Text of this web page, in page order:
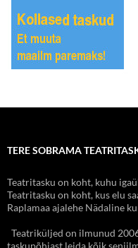
TERE SOBRAMA
Teatritasku on koht, kuhu
Teatritasku on koht, kus elu
Raplamaa ajalehe Nädaline
Teatriküljed on ilmunud